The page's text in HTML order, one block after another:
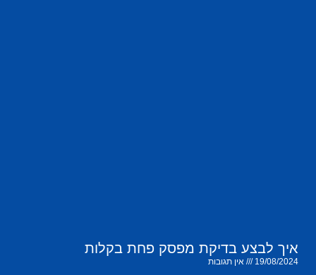
איך לבצע בדיקת מפסק פחת בקלות
19/08/2024 אין תגובות